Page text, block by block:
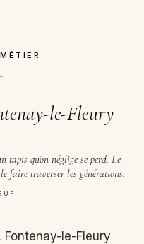
le-Fleury
tapis qu'on néglige se perd. Le
faire traverser les générations.
le-Fleury